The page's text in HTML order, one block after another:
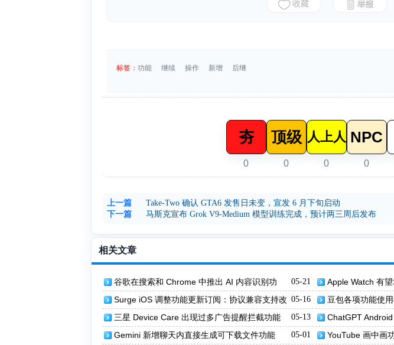
标签： 功能 继续 操作 新增 后继
夯
0
顶级
0
人上人
0
NPC
0
上一篇
Take-Two 确认 GTA6 发售日未变，宣发 6 月下旬启动
下一篇
马斯克宣布 Grok V9-Medium 模型训练完成，预计两三周后发布
相关文章
05-21
谷歌在搜索和 Chrome 中推出 AI 内容识别功
能，OpenAI 推出 AI 生成图像验证工具
Apple Watch 有
提交 FDA 审查
05-16
Surge iOS 调整功能更新订阅：协议兼容支持改
为全员可用
豆包各项功能使
05-13
三星 Device Care 出现过多广告提醒拦截功能
ChatGPT
桌面会话功能
05-01
Gemini 新增聊天内直接生成可下载文件功能 YouTube 画中画